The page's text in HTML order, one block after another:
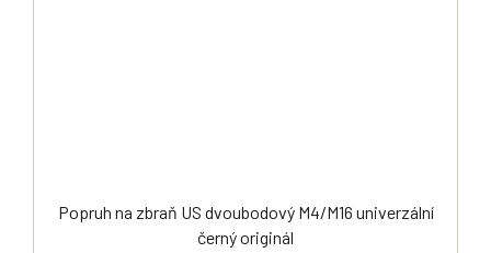
Popruh na zbraň US dvoubodový M4/M16 univerzální
černý originál